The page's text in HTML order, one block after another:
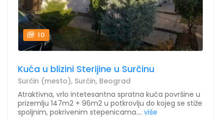
10
Kuća u blizini Sterijine u Surčinu
Surčin (mesto), Surčin, Beograd
Atraktivna, vrlo intetesantna spratna kuća površine u
prizemlju 147m2 + 96m2 u potkrovlju do kojeg se stiže
spoljnim, pokrivenim stepenicama.... više